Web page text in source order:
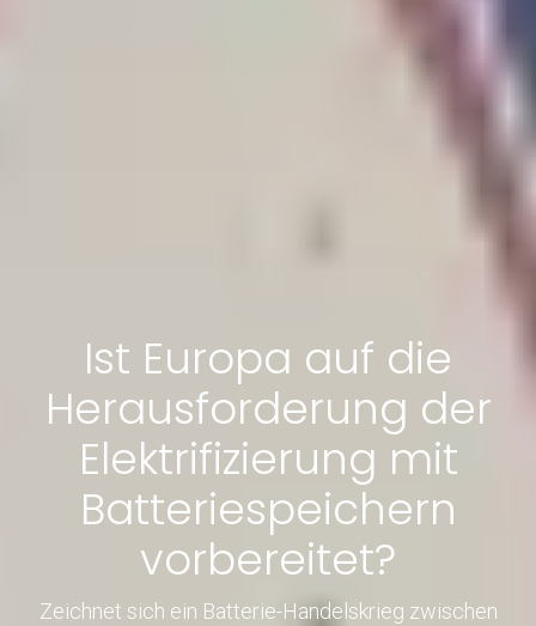
Ist Europa auf die
Herausforderung der
Elektrifizierung mit
Batteriespeichern
vorbereitet?
Zeichnet sich ein Batterie-Handelskrieg zwischen